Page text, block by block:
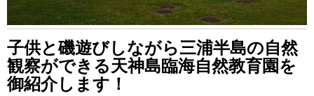
子供と磯遊びしながら三浦半島の自然
観察ができる天神島臨海自然教育園を
御紹介します！